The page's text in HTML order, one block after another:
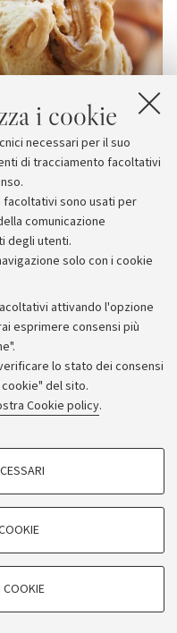
i cookie
necessari per il suo
di tracciamento facoltativi
sono usati per
comunicazione
degli utenti.
solo con i cookie
attivando l'opzione
esprimere consensi più
lo stato dei consensi
del sito.
Cookie policy.
esemplificativo, per il corretto
- Università di
- PI: 01131710376 -
Cookie